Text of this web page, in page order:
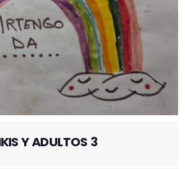
Y ADULTOS 3